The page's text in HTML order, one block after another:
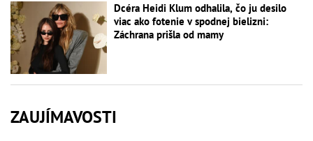
Dcéra Heidi Klum odhalila, čo ju desilo
viac ako fotenie v spodnej bielizni:
Záchrana prišla od mamy
ZAUJÍMAVOSTI